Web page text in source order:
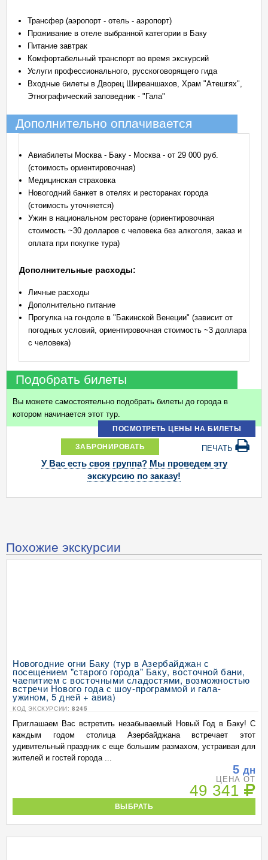
Трансфер (аэропорт - отель - аэропорт)
Проживание в отеле выбранной категории в Баку
Питание завтрак
Комфортабельный транспорт во время экскурсий
Услуги профессионального, русскоговорящего гида
Входные билеты в Дворец Ширваншахов, Храм "Атешгях",
Этнографический заповедник - "Гала"
Дополнительно оплачивается
Авиабилеты Москва - Баку - Москва - от 29 000 руб.
(стоимость ориентировочная)
Медицинская страховка
Новогодний банкет в отелях и ресторанах города
(стоимость уточняется)
Ужин в национальном ресторане (ориентировочная
стоимость ~30 долларов с человека без алкоголя, заказ и
оплата при покупке тура)
Дополнительные расходы:
Личные расходы
Дополнительно питание
Прогулка на гондоле в "Бакинской Венеции" (зависит от
погодных условий, ориентировочная стоимость ~3 доллара
с человека)
Подобрать билеты
Вы можете самостоятельно подобрать билеты до города в
котором начинается этот тур.
ПОСМОТРЕТЬ ЦЕНЫ НА БИЛЕТЫ
ЗАБРОНИРОВАТЬ ПЕЧАТЬ
У Вас есть своя группа? Мы проведем эту
экскурсию по заказу!
Похожие экскурсии
Новогодние огни Баку (тур в Азербайджан с
посещением "старого города" Баку, восточной бани,
чаепитием с восточными сладостями, возможностью
встречи Нового года с шоу-программой и гала-
ужином, 5 дней + авиа)
КОД ЭКСКУРСИИ: 8245
Приглашаем Вас встретить незабываемый Новый Год в Баку! С
каждым годом столица Азербайджана встречает этот
удивительный праздник с еще большим размахом, устраивая для
жителей и гостей города ...
5 дн
ЦЕНА ОТ
49 341
ВЫБРАТЬ